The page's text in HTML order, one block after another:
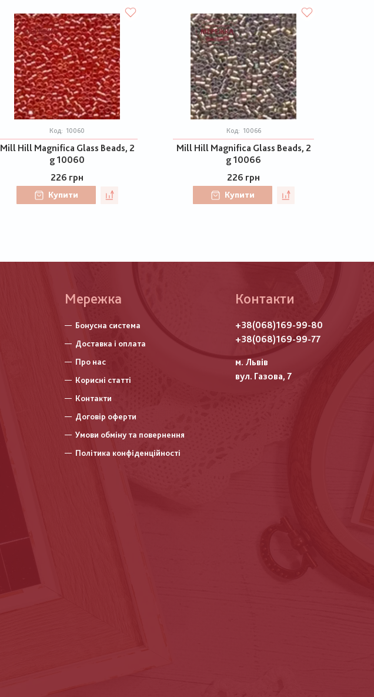
Код: 10060
Mill Hill Magnifica Glass Beads, 2
g 10060
226 грн
Купити
Код: 10066
Mill Hill Magnifica Glass Beads, 2
g 10066
226 грн
Купити
Меню
нижнього
колонтитулу
Мережка
Бонусна система
Доставка і оплата
Про нас
Корисні статті
Контакти
Договір оферти
Умови обміну та повернення
Політика конфіденційності
Контакти
+38(068)169-99-80
+38(068)169-99-77
м. Львів
вул. Газова, 7